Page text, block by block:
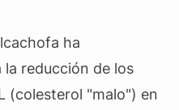
ha
reducción de los
(colesterol "malo") en